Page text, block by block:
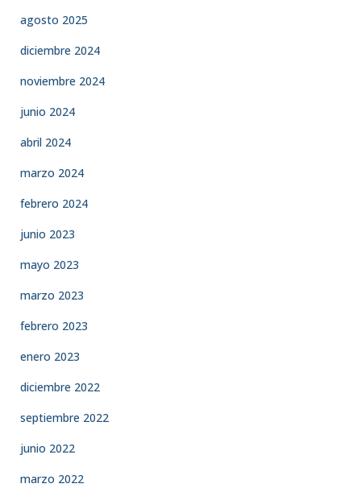
agosto 2025
diciembre 2024
noviembre 2024
junio 2024
abril 2024
marzo 2024
febrero 2024
junio 2023
mayo 2023
marzo 2023
febrero 2023
enero 2023
diciembre 2022
septiembre 2022
junio 2022
marzo 2022